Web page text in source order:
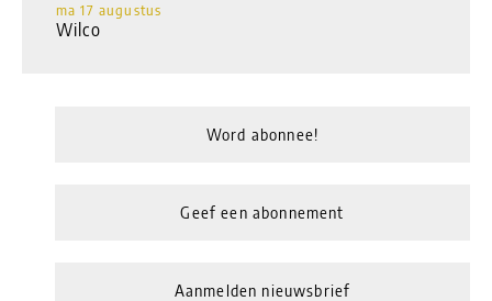
ma 17 augustus
Wilco
Word abonnee!
Geef een abonnement
Aanmelden nieuwsbrief